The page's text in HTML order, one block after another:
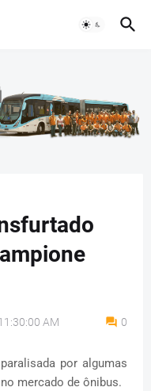
AM 0
por algumas
mercado de ônibus.